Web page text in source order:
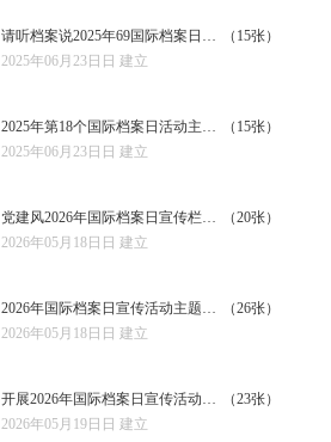
请听档案说2025年69国际档案日展板
（15张）
2025年06月23日日 建立
2025年第18个国际档案日活动主题展板
（15张）
2025年06月23日日 建立
党建风2026年国际档案日宣传栏展板
（20张）
2026年05月18日日 建立
2026年国际档案日宣传活动主题三折页
（26张）
2026年05月18日日 建立
开展2026年国际档案日宣传活动主题展板
（23张）
2026年05月19日日 建立